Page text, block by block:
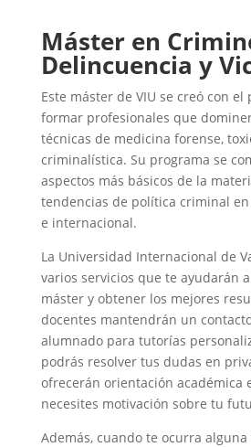
Máster en
Delincuencia y
Este máster de VIU se creó con el
formar profesionales que
técnicas de medicina forense,
criminalística. Su programa se
aspectos más básicos de la
tendencias de política criminal
e internacional.
La Universidad Internacional de
varios servicios que te ayudarán
máster y obtener los mejores
docentes mantendrán un
alumnado para tutorías
podrás resolver tus dudas en
ofrecerán orientación académica
necesites motivación sobre tu
Además, cuando te ocurra